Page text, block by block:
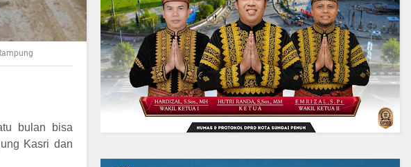
bulan bisa
Kasri dan